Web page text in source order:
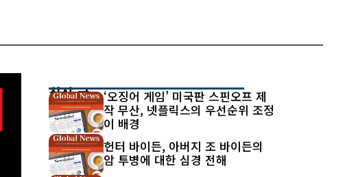
최신 글
‘오징어 게임’ 미국판 스핀오프 제
작 무산, 넷플릭스의 우선순위 조정
이 배경
헌터 바이든, 아버지 조 바이든의
암 투병에 대한 심경 전해